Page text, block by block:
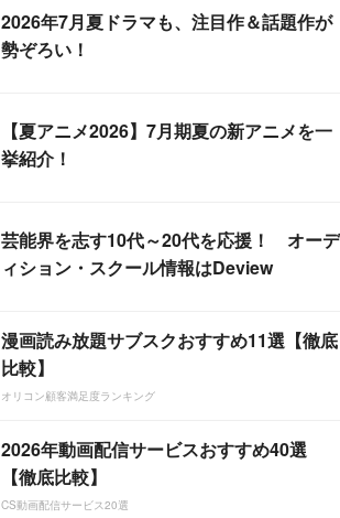
2026年7月夏ドラマも、注目作＆話題作が
勢ぞろい！
【夏アニメ2026】7月期夏の新アニメを一
挙紹介！
芸能界を志す10代～20代を応援！ オーデ
ィション・スクール情報はDeview
漫画読み放題サブスクおすすめ11選【徹底
比較】
オリコン顧客満足度ランキング
2026年動画配信サービスおすすめ40選
【徹底比較】
CS動画配信サービス20選